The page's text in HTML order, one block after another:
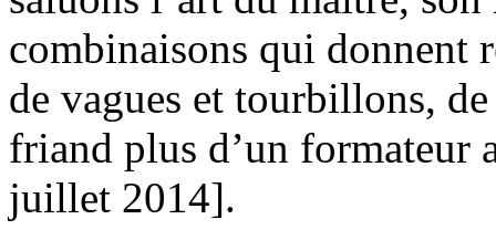
combinaisons qui donnent
de vagues et tourbillons,
friand plus d’un formateur
juillet 2014].